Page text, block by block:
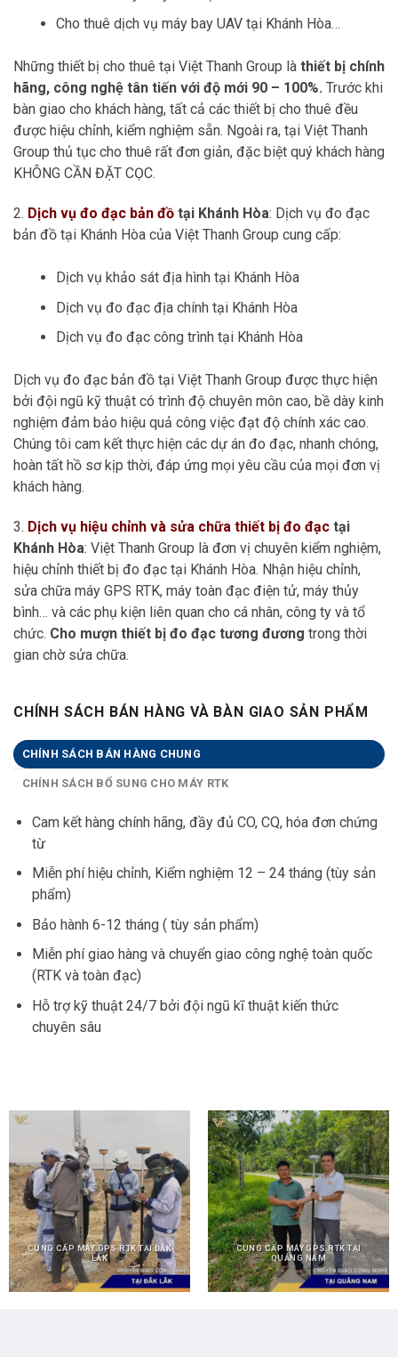
Cho thuê dịch vụ máy bay UAV tại Khánh Hòa…
Những thiết bị cho thuê tại Việt Thanh Group là thiết bị chính
hãng, công nghệ tân tiến với độ mới 90 – 100%. Trước khi
bàn giao cho khách hàng, tất cả các thiết bị cho thuê đều
được hiệu chỉnh, kiểm nghiệm sẵn. Ngoài ra, tại Việt Thanh
Group thủ tục cho thuê rất đơn giản, đặc biệt quý khách hàng
KHÔNG CẦN ĐẶT CỌC.
2. Dịch vụ đo đạc bản đồ tại Khánh Hòa: Dịch vụ đo đạc
bản đồ tại Khánh Hòa của Việt Thanh Group cung cấp:
Dịch vụ khảo sát địa hình tại Khánh Hòa
Dịch vụ đo đạc địa chính tại Khánh Hòa
Dịch vụ đo đạc công trình tại Khánh Hòa
Dịch vụ đo đạc bản đồ tại Việt Thanh Group được thực hiện
bởi đội ngũ kỹ thuật có trình độ chuyên môn cao, bề dày kinh
nghiệm đảm bảo hiệu quả công việc đạt độ chính xác cao.
Chúng tôi cam kết thực hiện các dự án đo đạc, nhanh chóng,
hoàn tất hồ sơ kịp thời, đáp ứng mọi yêu cầu của mọi đơn vị
khách hàng.
3. Dịch vụ hiệu chỉnh và sửa chữa thiết bị đo đạc tại
Khánh Hòa: Việt Thanh Group là đơn vị chuyên kiểm nghiệm,
hiệu chỉnh thiết bị đo đạc tại Khánh Hòa. Nhận hiệu chỉnh,
sửa chữa máy GPS RTK, máy toàn đạc điện tử, máy thủy
bình… và các phụ kiện liên quan cho cá nhân, công ty và tổ
chức. Cho mượn thiết bị đo đạc tương đương trong thời
gian chờ sửa chữa.
CHÍNH SÁCH BÁN HÀNG VÀ BÀN GIAO SẢN PHẨM
CHÍNH SÁCH BÁN HÀNG CHUNG
CHÍNH SÁCH BỔ SUNG CHO MÁY RTK
Cam kết hàng chính hãng, đầy đủ CO, CQ, hóa đơn chứng
từ
Miễn phí hiệu chỉnh, Kiểm nghiệm 12 – 24 tháng (tùy sản
phẩm)
Bảo hành 6-12 tháng ( tùy sản phẩm)
Miễn phí giao hàng và chuyển giao công nghệ toàn quốc
(RTK và toàn đạc)
Hỗ trợ kỹ thuật 24/7 bởi đội ngũ kĩ thuật kiến thức
chuyên sâu
CUNG CẤP MÁY GPS RTK TẠI ĐẮK
LẮK
CUNG CẤP MÁY GPS RTK TẠI
QUẢNG NAM